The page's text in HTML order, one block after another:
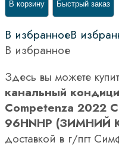
В корзину Быстрый заказ
В избранноеВ
В избранное
Здесь вы можете
канальный
Competenza 2022
96HNHP (ЗИМНИЙ
доставкой в г/пгт